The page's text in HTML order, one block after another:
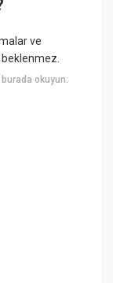
ve
burada okuyun: